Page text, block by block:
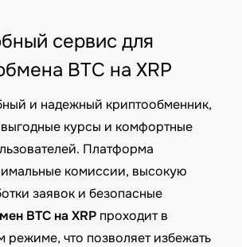
сервис для
BTC на XRP
и надежный криптообменник,
курсы и комфортные
Платформа
комиссии, высокую
заявок и безопасные
BTC на XRP проходит в
режиме, что позволяет избежать